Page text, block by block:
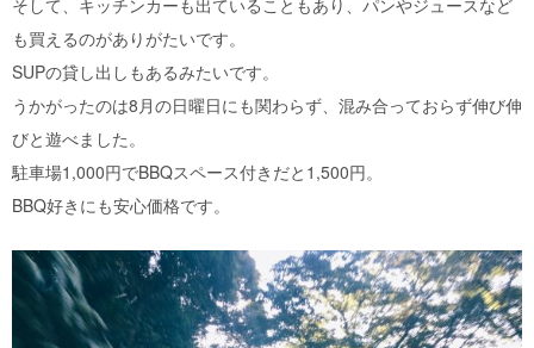
そして、キッチンカーも出ていることもあり、パンやジュースなど
も買えるのがありがたいです。
SUPの貸し出しもあるみたいです。
うかがったのは8月の日曜日にも関わらず、混み合っておらず伸び伸
びと遊べました。
駐車場1,000円でBBQスペース付きだと1,500円。
BBQ好きにも安心価格です。